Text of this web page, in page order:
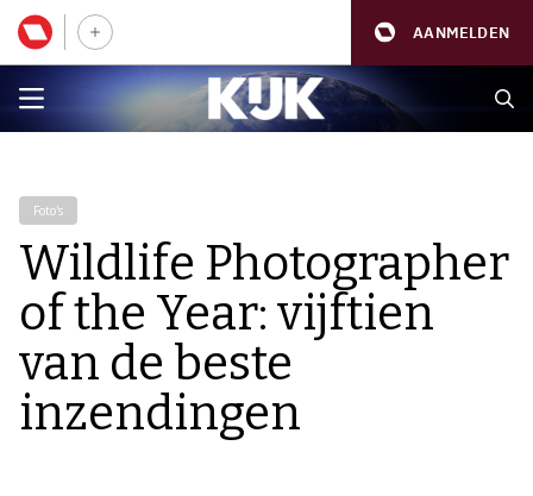
AANMELDEN
Foto's
Wildlife Photographer
of the Year: vijftien
van de beste
inzendingen